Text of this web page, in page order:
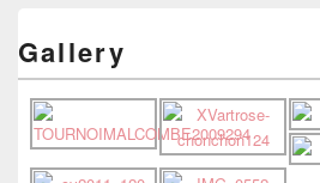
Gallery